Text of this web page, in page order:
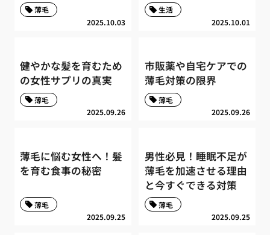
2025.10.03
薄毛
2025.10.01
生活
健やかな髪を育むため
の女性サプリの真実
2025.09.26
薄毛
市販薬や自宅ケアでの
薄毛対策の限界
2025.09.26
薄毛
薄毛に悩む女性へ！髪
を育む食事の秘密
2025.09.25
薄毛
男性必見！睡眠不足が
薄毛を加速させる理由
と今すぐできる対策
2025.09.25
薄毛